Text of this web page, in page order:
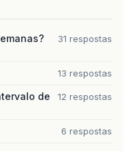
31 respostas
13 respostas
de
12 respostas
6 respostas